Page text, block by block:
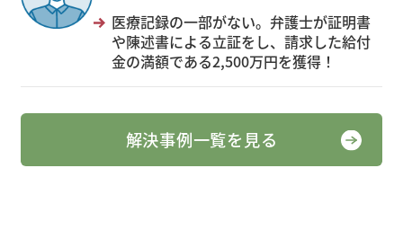
医療記録の一部がない。弁護士が証明書
や陳述書による立証をし、請求した給付
金の満額である2,500万円を獲得！
解決事例一覧を見る